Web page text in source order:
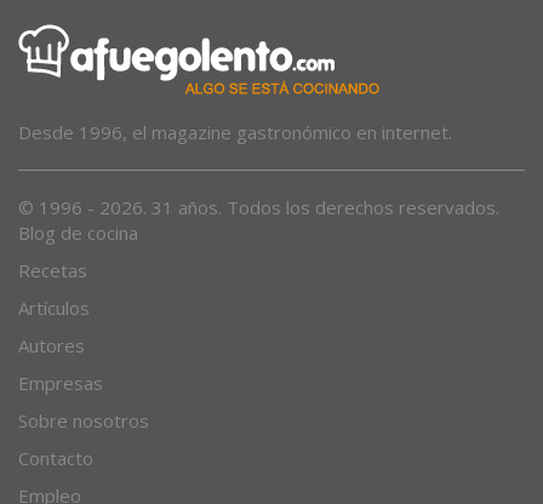
Blog de cocina
Recetas
Artículos
Autores
Empresas
Sobre nosotros